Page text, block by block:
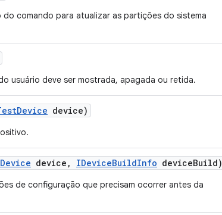
comando para atualizar as partições do sistema
usuário deve ser mostrada, apagada ou retida.
Device device)
Device device , IDeviceBuildInfo deviceBuild)
de configuração que precisam ocorrer antes da